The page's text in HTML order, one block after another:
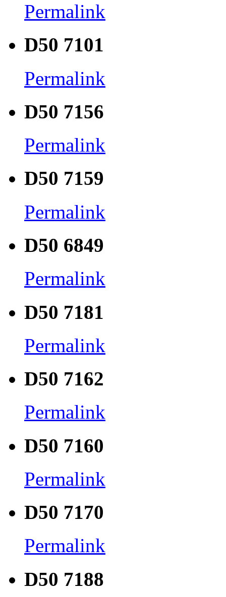
Permalink
D50 7101
Permalink
D50 7156
Permalink
D50 7159
Permalink
D50 6849
Permalink
D50 7181
Permalink
D50 7162
Permalink
D50 7160
Permalink
D50 7170
Permalink
D50 7188